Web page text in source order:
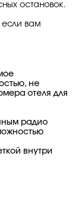
остановок.
если вам
не
отеля для
радио
внутри